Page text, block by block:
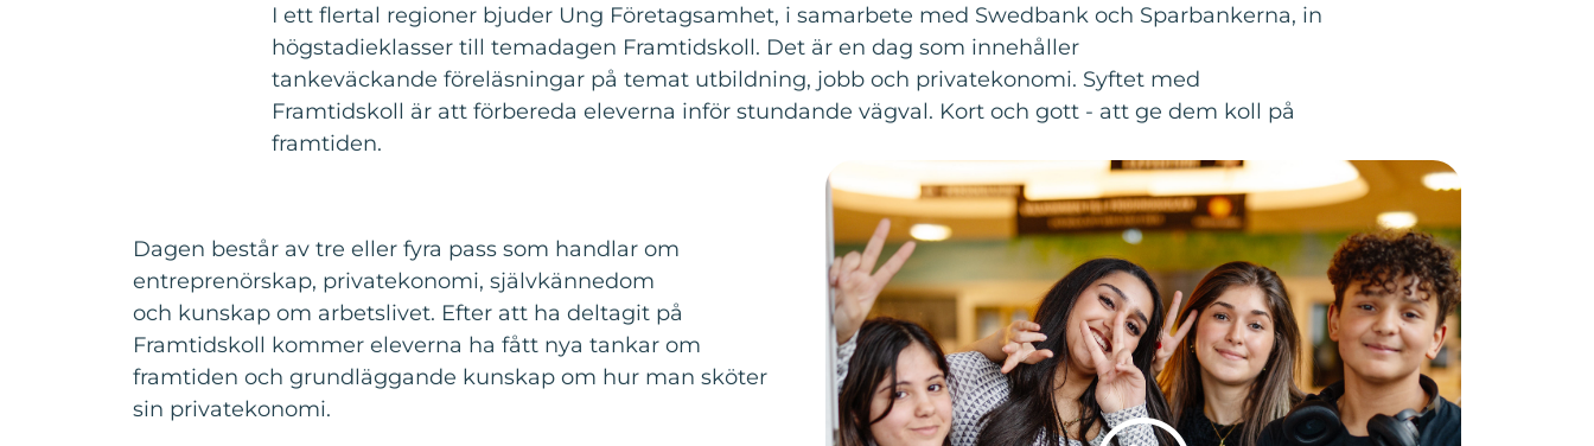
I ett flertal regioner bjuder Ung Företagsamhet, i samarbete med Swedbank och Sparbankerna, in
högstadieklasser till temadagen Framtidskoll. Det är en dag som innehåller
tankeväckande föreläsningar på temat utbildning, jobb och privatekonomi. Syftet med
Framtidskoll är att förbereda eleverna inför stundande vägval. Kort och gott - att ge dem koll på
framtiden.
Dagen består av tre eller fyra pass som handlar om
entreprenörskap, privatekonomi, självkännedom
och kunskap om arbetslivet. Efter att ha deltagit på
Framtidskoll kommer eleverna ha fått nya tankar om
framtiden och grundläggande kunskap om hur man sköter
sin privatekonomi.